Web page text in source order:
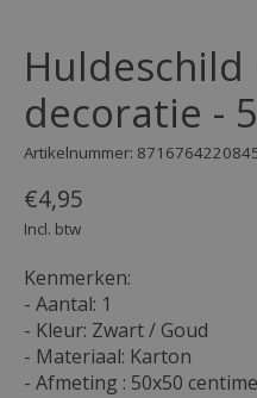
Huldeschild
decoratie -
Artikelnummer:
€4,95
Incl. btw
Kenmerken:
- Aantal: 1
- Kleur: Zwart / Goud
- Materiaal: Karton
- Afmeting : 50x50